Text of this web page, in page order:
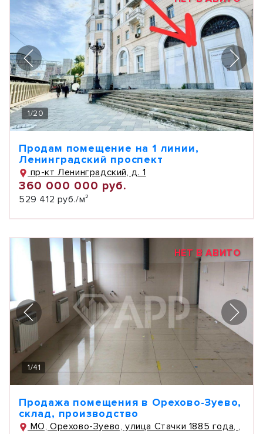
1/20
Продам помещение на 1 линии,
Ленинградский проспект
пр-кт Ленинградский, д. 1
360 000 000 руб.
529 412 руб./м²
НЕТ В АВИТО
1/41
Продажа помещения в Орехово-Зуево,
склад, производство
МО, Орехово-Зуево, улица Стачки 1885 года, ,